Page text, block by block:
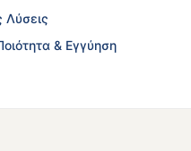
Λύσεις
& Εγγύηση